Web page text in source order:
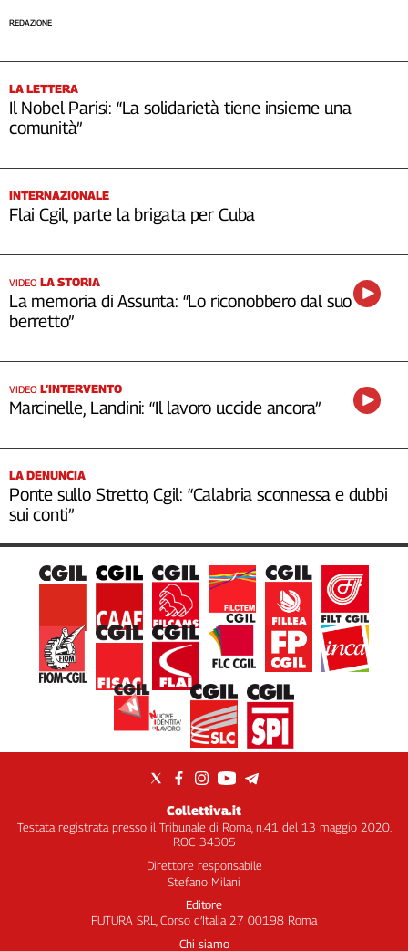
REDAZIONE
LA LETTERA
Il Nobel Parisi: “La solidarietà tiene insieme una
comunità”
INTERNAZIONALE
Flai Cgil, parte la brigata per Cuba
VIDEO LA STORIA
La memoria di Assunta: “Lo riconobbero dal suo
berretto”
VIDEO L’INTERVENTO
Marcinelle, Landini: “Il lavoro uccide ancora”
LA DENUNCIA
Ponte sullo Stretto, Cgil: “Calabria sconnessa e dubbi
sui conti”
Collettiva.it
Testata registrata presso il Tribunale di Roma, n.41 del 13 maggio 2020.
ROC 34305
Direttore responsabile
Stefano Milani
Editore
FUTURA SRL, Corso d’Italia 27 00198 Roma
Chi siamo